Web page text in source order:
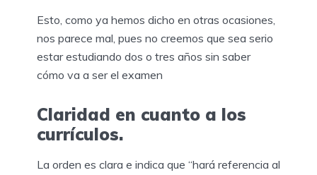
Esto, como ya hemos dicho en otras ocasiones,
nos parece mal, pues no creemos que sea serio
estar estudiando dos o tres años sin saber
cómo va a ser el examen
Claridad en cuanto a los
currículos.
La orden es clara e indica que “hará referencia al